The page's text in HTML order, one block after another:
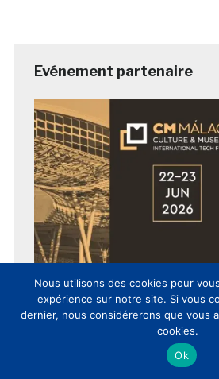
Evénement partenaire
Nous utilisons des cookies pour
expérience sur notre site. Si vous
dernier, nous considérerons que vous
cookies.
Ok